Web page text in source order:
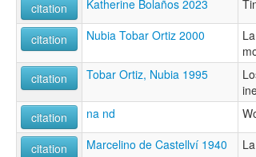
citation Katherine Bolaños 2023
citation Nubia Tobar Ortiz 2000
citation Tobar Ortiz, Nubia 1995
citation
na nd
citation Marcelino de Castellví 1940